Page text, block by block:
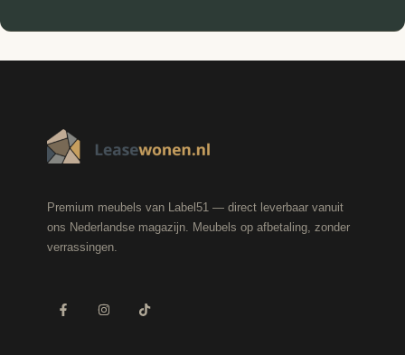
Premium meubels van Label51 — direct leverbaar vanuit
ons Nederlandse magazijn. Meubels op afbetaling, zonder
verrassingen.